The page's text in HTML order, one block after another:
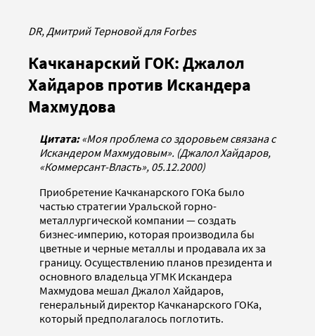
DR, Дмитрий Терновой для Forbes
Качканарский ГОК: Джалол
Хайдаров против Искандера
Махмудова
Цитата:«Моя проблема со здоровьем связана с
Искандером Махмудовым». (Джалол Хайдаров,
«Коммерсант-Власть», 05.12.2000)
Приобретение Качканарского ГОКа было
частью стратегии Уральской горно-
металлургической компании — создать
бизнес-империю, которая производила бы
цветные и черные металлы и продавала их за
границу. Осуществлению планов президента и
основного владельца УГМК Искандера
Махмудова мешал Джалол Хайдаров,
генеральный директор Качканарского ГОКа,
который предполагалось поглотить.